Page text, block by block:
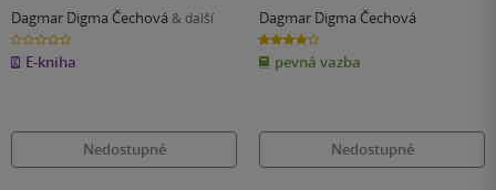
Dagmar Digma Čechová & další
0.0
z
5
hvězdiček
E-kniha
Nedostupné
Dagmar Digma Čechová
4.0
z
5
hvězdiček
pevná vazba
Nedostupné